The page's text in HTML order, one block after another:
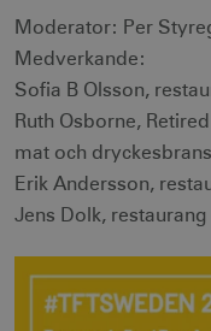
Moderator: Per
Medverkande:
Sofia B Olsson,
Ruth Osborne,
mat och
Erik Andersson,
Jens Dolk,